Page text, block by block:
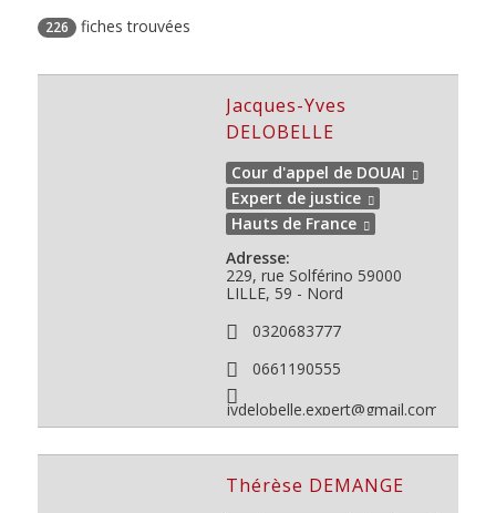
226 fiches trouvées
Jacques-Yves
DELOBELLE
Cour d'appel de DOUAI
Expert de justice
Hauts de France
Adresse:
229, rue Solférino 59000
LILLE, 59 - Nord
0320683777
0661190555
jydelobelle.expert@gmail.com
Thérèse DEMANGE